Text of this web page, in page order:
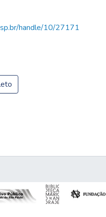
handle/10/27171